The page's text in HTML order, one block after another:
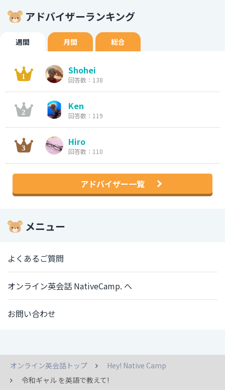
アドバイザーランキング
週間 月間 総合
Shohei
回答数：138
Ken
回答数：119
Hiro
回答数：110
アドバイザー一覧
メニュー
よくあるご質問
オンライン英会話 NativeCamp. へ
お問い合わせ
オンライン英会話トップ
Hey! Native Camp
令和ギャル を英語で教えて!